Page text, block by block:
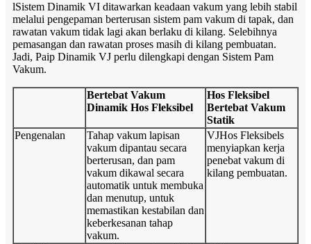
lSistem Dinamik VI ditawarkan keadaan vakum yang lebih stabil
melalui pengepaman berterusan sistem pam vakum di tapak, dan
rawatan vakum tidak lagi akan berlaku di kilang. Selebihnya
pemasangan dan rawatan proses masih di kilang pembuatan.
Jadi, Paip Dinamik VJ perlu dilengkapi dengan Sistem Pam
Vakum.
Bertebat Vakum
Dinamik Hos Fleksibel
Hos Fleksibel
Bertebat Vakum
Statik
Pengenalan
Tahap vakum lapisan
vakum dipantau secara
berterusan, dan pam
vakum dikawal secara
automatik untuk membuka
dan menutup, untuk
memastikan kestabilan dan
keberkesanan tahap
vakum.
VJHos Fleksibels
menyiapkan kerja
penebat vakum di
kilang pembuatan.